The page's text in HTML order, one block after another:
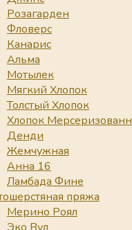
Розагарден
Фловерс
Канарис
Альма
Мотылек
Мягкий Хлопок
Толстый Хлопок
Хлопок
Денди
Жемчужная
Анна 16
Ламбада Фине
пряжа
Мерино Роял